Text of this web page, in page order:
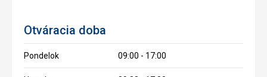
Otváracia doba
Pondelok 09:00 - 17:00